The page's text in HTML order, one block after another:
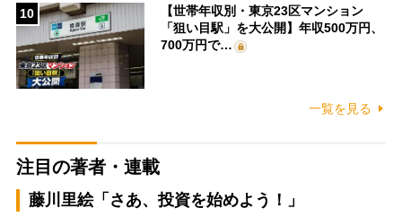
10
【世帯年収別・東京23区マンション
「狙い目駅」を大公開】年収500万円、
700万円で…
一覧を見る
注目の著者・連載
藤川里絵「さあ、投資を始めよう！」